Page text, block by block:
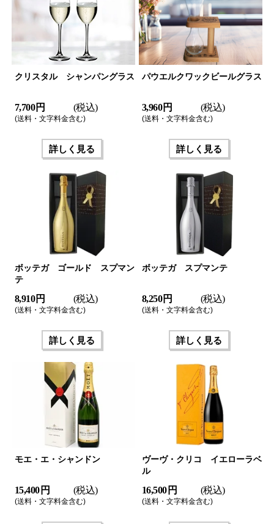
クリスタル シャンパングラス
7,700 円 (税込)
(送料・文字料金含む)
詳しく見る
パウエルクワックビールグラス
3,960 円 (税込)
(送料・文字料金含む)
詳しく見る
ボッテガ ゴールド スプマン
テ
8,910 円 (税込)
(送料・文字料金含む)
詳しく見る
ボッテガ スプマンテ
8,250 円 (税込)
(送料・文字料金含む)
詳しく見る
モエ・エ・シャンドン
15,400 円 (税込)
(送料・文字料金含む)
ヴーヴ・クリコ イエローラベ
ル
16,500 円 (税込)
(送料・文字料金含む)